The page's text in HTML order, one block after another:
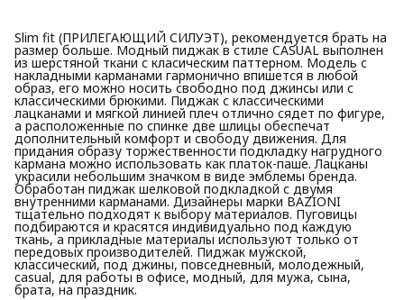
Slim fit (ПРИЛЕГАЮЩИЙ СИЛУЭТ), рекомендуется брать на
размер больше. Модный пиджак в стиле CASUAL выполнен
из шерстяной ткани с класическим паттерном. Модель с
накладными карманами гармонично впишется в любой
образ, его можно носить свободно под джинсы или с
классическими брюкими. Пиджак с классическими
лацканами и мягкой линией плеч отлично сядет по фигуре,
а расположенные по спинке две шлицы обеспечат
дополнительный комфорт и свободу движения. Для
придания образу торжественности подкладку нагрудного
кармана можно использовать как платок-паше. Лацканы
украсили небольшим значком в виде эмблемы бренда.
Обработан пиджак шелковой подкладкой с двумя
внутренними карманами. Дизайнеры марки BAZIONI
тщательно подходят к выбору материалов. Пуговицы
подбираются и красятся индивидуально под каждую
ткань, а прикладные материалы используют только от
передовых производителей. Пиджак мужской,
классический, под джины, повседневный, молодежный,
casual, для работы в офисе, модный, для мужа, сына,
брата, на праздник.